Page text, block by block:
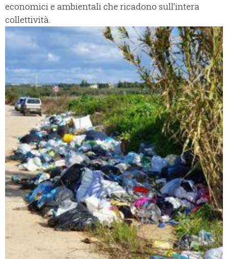
economici e ambientali che ricadono sull’intera
collettività.